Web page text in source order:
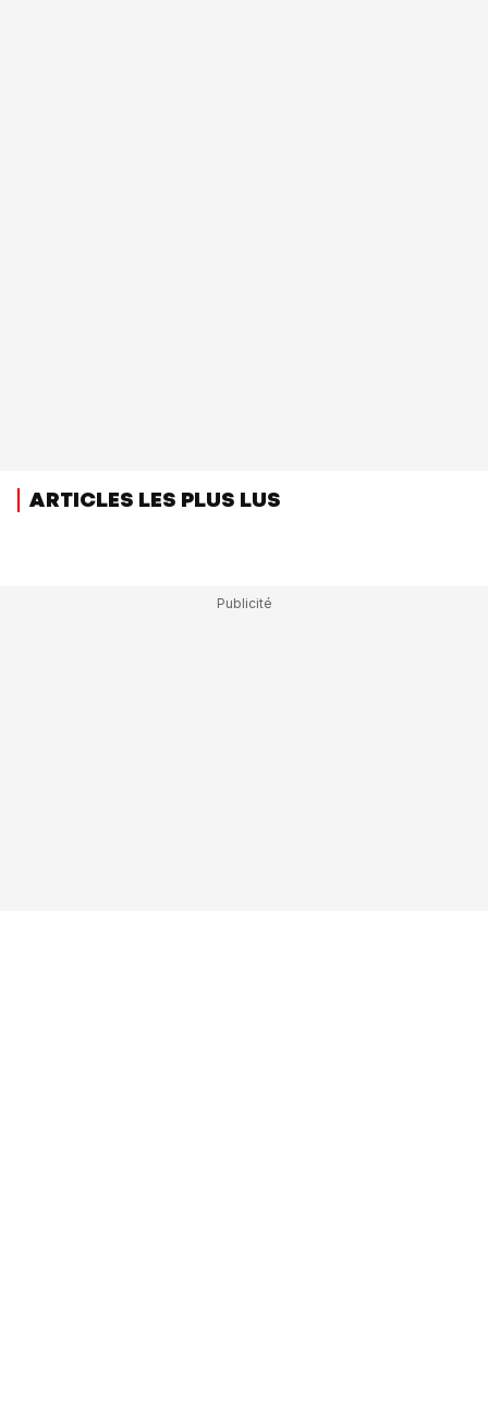
ARTICLES LES PLUS LUS